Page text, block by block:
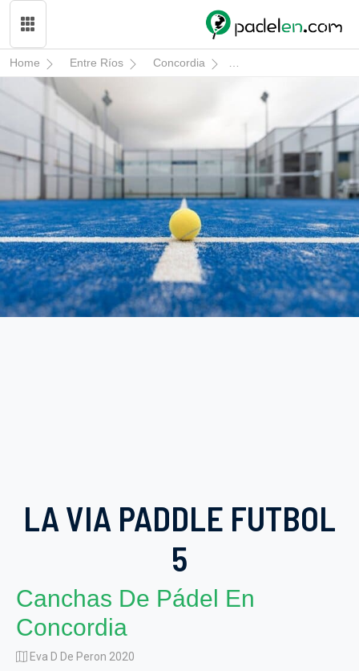
Home Entre Ríos Concordia La Via Paddle Futbol 5
LA VIA PADDLE FUTBOL
5
Canchas De Pádel En
Concordia
Eva D De Peron 2020